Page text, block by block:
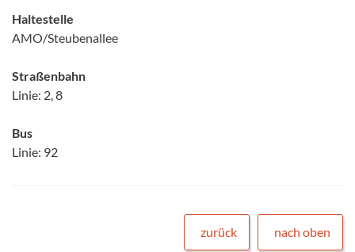
Haltestelle
AMO/Steubenallee
Straßenbahn
Linie: 2, 8
Bus
Linie: 92
zurück nach oben